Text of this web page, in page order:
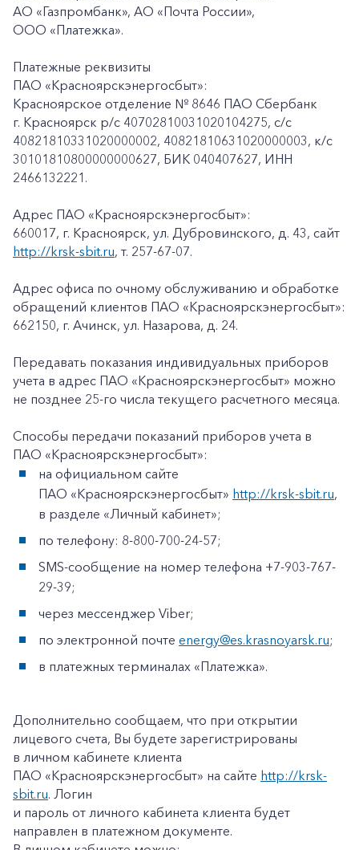
АО «Газпромбанк», АО «Почта России»,
ООО «Платежка».
Платежные реквизиты
ПАО «Красноярскэнергосбыт»:
Красноярское отделение № 8646 ПАО Сбербанк
г. Красноярск p/c 40702810031020104275, с/с
40821810331020000002, 40821810631020000003, к/c
30101810800000000627, БИК 040407627, ИНН
2466132221.
Адрес ПАО «Красноярскэнергосбыт»:
660017, г. Красноярск, ул. Дубровинского, д. 43, сайт
http://krsk-sbit.ru, т. 257-67-07.
Адрес офиса по очному обслуживанию и обработке
обращений клиентов ПАО «Красноярскэнергосбыт»:
662150, г. Ачинск, ул. Назарова, д. 24.
Передавать показания индивидуальных приборов
учета в адрес ПАО «Красноярскэнергосбыт» можно
не позднее 25-го числа текущего расчетного месяца.
Способы передачи показаний приборов учета в
ПАО «Красноярскэнергосбыт»:
на официальном сайте
ПАО «Красноярскэнергосбыт» http://krsk-sbit.ru,
в разделе «Личный кабинет»;
по телефону: 8-800-700-24-57;
SMS-сообщение на номер телефона +7-903-767-
29-39;
через мессенджер Viber;
по электронной почте energy@es.krasnoyarsk.ru;
в платежных терминалах «Платежка».
Дополнительно сообщаем, что при открытии
лицевого счета, Вы будете зарегистрированы
в личном кабинете клиента
ПАО «Красноярскэнергосбыт» на сайте http://krsk-
sbit.ru. Логин
и пароль от личного кабинета клиента будет
направлен в платежном документе.